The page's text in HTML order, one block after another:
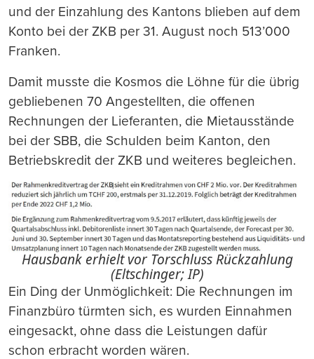
und der Einzahlung des Kantons blieben auf dem
Konto bei der ZKB per 31. August noch 513’000
Franken.
Damit musste die Kosmos die Löhne für die übrig
gebliebenen 70 Angestellten, die offenen
Rechnungen der Lieferanten, die Mietausstände
bei der SBB, die Schulden beim Kanton, den
Betriebskredit der ZKB und weiteres begleichen.
Hausbank erhielt vor Torschluss Rückzahlung
(Eltschinger; IP)
Ein Ding der Unmöglichkeit: Die Rechnungen im
Finanzbüro türmten sich, es wurden Einnahmen
eingesackt, ohne dass die Leistungen dafür
schon erbracht worden wären.